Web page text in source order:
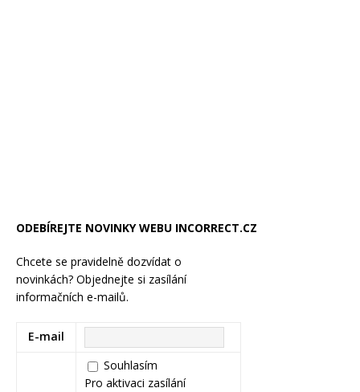
ODEBÍREJTE NOVINKY WEBU INCORRECT.CZ
Chcete se pravidelně dozvídat o
novinkách? Objednejte si zasílání
informačních e-mailů.
E-mail
Souhlasím
Pro aktivaci zasílání